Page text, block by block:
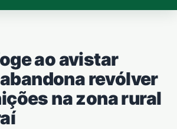
ao avistar
revólver
na zona rural